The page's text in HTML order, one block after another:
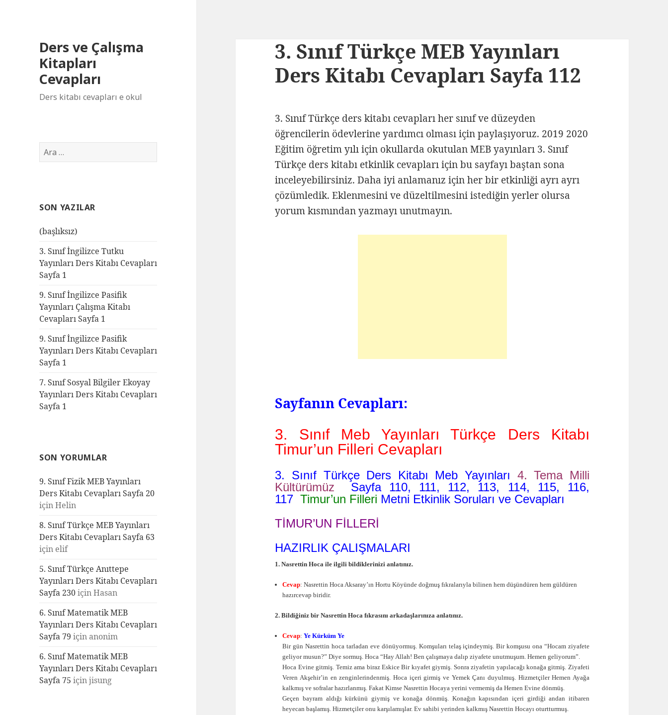
Ders ve Çalışma
Kitapları
Cevapları
Ders kitabı cevapları e okul
Arama:
SON YAZILAR
(başlıksız)
3. Sınıf İngilizce Tutku
Yayınları Ders Kitabı Cevapları
Sayfa 1
9. Sınıf İngilizce Pasifik
Yayınları Çalışma Kitabı
Cevapları Sayfa 1
9. Sınıf İngilizce Pasifik
Yayınları Ders Kitabı Cevapları
Sayfa 1
7. Sınıf Sosyal Bilgiler Ekoyay
Yayınları Ders Kitabı Cevapları
Sayfa 1
SON YORUMLAR
9. Sınıf Fizik MEB Yayınları
Ders Kitabı Cevapları Sayfa 20
içinHelin
8. Sınıf Türkçe MEB Yayınları
Ders Kitabı Cevapları Sayfa 63
için elif
5. Sınıf Türkçe Anıttepe
Yayınları Ders Kitabı Cevapları
Sayfa 230içinHasan
6. Sınıf Matematik MEB
Yayınları Ders Kitabı Cevapları
Sayfa 79 için anonim
6. Sınıf Matematik MEB
Yayınları Ders Kitabı Cevapları
Sayfa 75 içinjisung
3. Sınıf Türkçe MEB Yayınları
Ders Kitabı Cevapları Sayfa 112
3. Sınıf Türkçe ders kitabı cevapları her sınıf ve düzeyden
öğrencilerin ödevlerine yardımcı olması için paylaşıyoruz. 2019 2020
Eğitim öğretim yılı için okullarda okutulan MEB yayınları 3. Sınıf
Türkçe ders kitabı etkinlik cevapları için bu sayfayı baştan sona
inceleyebilirsiniz. Daha iyi anlamanız için her bir etkinliği ayrı ayrı
çözümledik. Eklenmesini ve düzeltilmesini istediğin yerler olursa
yorum kısmından yazmayı unutmayın.
Sayfanın Cevapları:
3. Sınıf Meb Yayınları Türkçe Ders Kitabı
Timur’un Filleri Cevapları
3. Sınıf Türkçe Ders Kitabı Meb Yayınları 4. Tema Milli
Kültürümüz
Sayfa 110, 111, 112, 113, 114, 115, 116,
117Timur’un Filleri Metni Etkinlik Soruları ve Cevapları
TİMUR’UN FİLLERİ
HAZIRLIK ÇALIŞMALARI
1. Nasrettin Hoca ile ilgili bildiklerinizi anlatınız.
Cevap: Nasrettin Hoca Aksaray’ın Hortu Köyünde doğmuş fıkralarıyla bilinen hem düşündüren hem güldüren
hazırcevap biridir.
2. Bildiğiniz bir Nasrettin Hoca fıkrasını arkadaşlarınıza anlatınız.
Cevap:Ye Kürküm Ye
Bir gün Nasrettin hoca tarladan eve dönüyormuş. Komşuları telaş içindeymiş. Bir komşusu ona “Hocam ziyafete
geliyor musun?” Diye sormuş. Hoca “Hay Allah! Ben çalışmaya dalıp ziyafete unutmuşum. Hemen geliyorum”.
Hoca Evine gitmiş. Temiz ama biraz Eskice Bir kıyafet giymiş. Sonra ziyafetin yapılacağı konağa gitmiş. Ziyafeti
Veren Akşehir’in en zenginlerindenmiş. Hoca içeri girmiş ve Yemek Çanı duyulmuş. Hizmetçiler Hemen Ayağa
kalkmış ve sofralar hazırlanmış. Fakat Kimse Nasrettin Hocaya yerini vermemiş da Hemen Evine dönmüş.
Geçen bayram aldığı kürkünü giymiş ve konağa dönmüş. Konağın kapısından içeri girdiği andan itibaren
heyecan başlamış. Hizmetçiler onu karşılamışlar. Ev sahibi yerinden kalkmış Nasrettin Hocayı oturtturmuş.